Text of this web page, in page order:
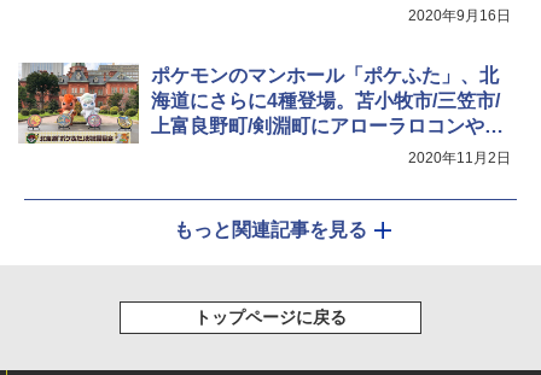
2020年9月16日
ポケモンのマンホール「ポケふた」、北
海道にさらに4種登場。苫小牧市/三笠市/
上富良野町/剣淵町にアローラロコンやロ
2020年11月2日
もっと関連記事を見る
トップページに戻る